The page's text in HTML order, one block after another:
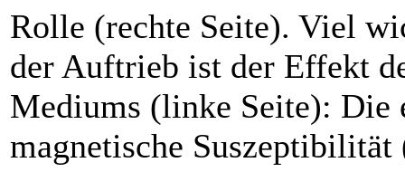
Rolle (rechte Seite). Viel
der Auftrieb ist der Effekt
Mediums (linke Seite): Die
magnetische Suszeptibilität